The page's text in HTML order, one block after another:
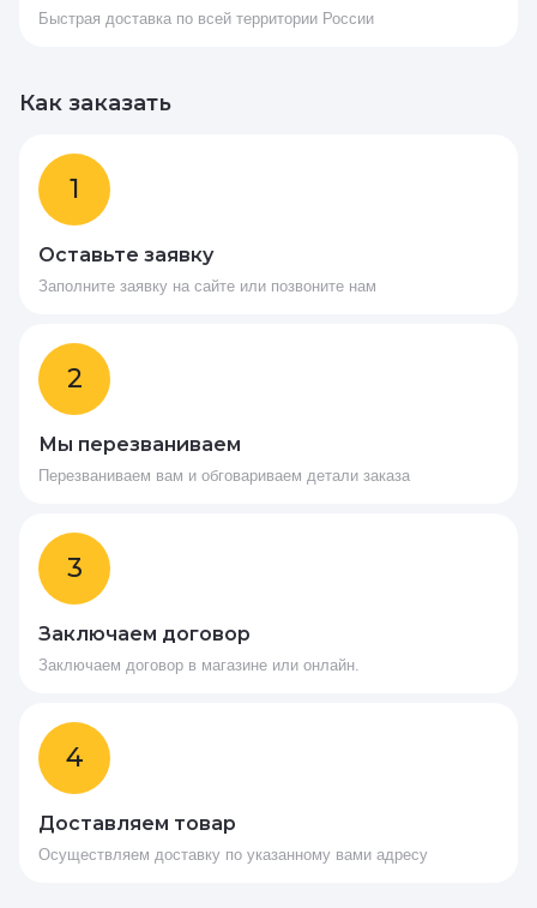
Быстрая доставка по всей территории России
Как заказать
1
Оставьте заявку
Заполните заявку на сайте или позвоните нам
2
Мы перезваниваем
Перезваниваем вам и обговариваем детали заказа
3
Заключаем договор
Заключаем договор в магазине или онлайн.
4
Доставляем товар
Осуществляем доставку по указанному вами адресу